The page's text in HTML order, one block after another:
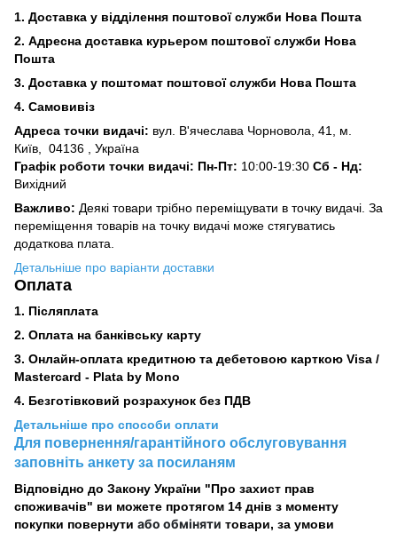
1. Доставка у відділення поштової служби Нова Пошта
2. Адресна доставка курьером поштової служби Нова
Пошта
3. Доставка у поштомат поштової служби Нова Пошта
4. Самовивіз
Адреса точки видачі: вул. В'ячеслава Чорновола, 41, м.
Київ,
04136 , Україна
Графік роботи точки видачі: Пн-Пт: 10:00-19:30 Сб - Нд:
Вихідний
Важливо: Деякі товари трібно переміщувати в точку видачі. За
переміщення товарів на точку видачі може стягуватись
додаткова плата.
Детальніше про варіанти доставки
Оплата
1. Післяплата
2. Оплата на банківську карту
3. Онлайн-оплата кредитною та дебетовою карткою Visa /
Mastercard - Plata by Mono
4. Безготівковий розрахунок без ПДВ
Детальніше про способи оплати
Для повернення/гарантійного обслуговування
заповніть анкету за посиланям
Відповідно до Закону України "Про захист прав
споживачів" ви можете протягом 14 днів з моменту
покупки повернути або обміняти товари, за умови